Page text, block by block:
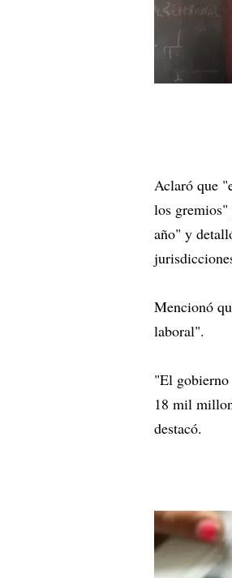
Aclaró que
los gremios"
año" y
Mencionó
laboral".
"El gobierno
18 mil
destacó.